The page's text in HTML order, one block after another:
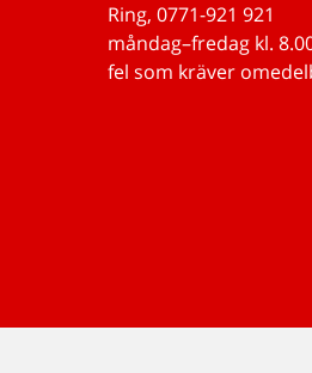
Ring, 0771-921 921
måndag–fredag kl.
fel som kräver